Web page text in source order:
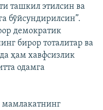
ташкил этилсин ва
бўйсундирилсин”.
демократик
бирор тоталитар ва
ҳам хавфсизлик
одамга
мамлакатнинг